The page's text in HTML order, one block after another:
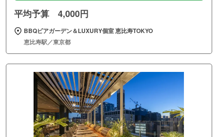
平均予算 4,000円
BBQビアガーデン＆LUXURY個室 恵比寿TOKYO
恵比寿駅／東京都